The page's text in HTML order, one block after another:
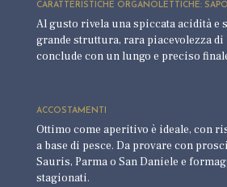
CARATTERISTICHE ORGANOLETTICHE:
Al gusto rivela una spiccata acidità e
grande struttura, rara piacevolezza di
conclude con un lungo e preciso
ACCOSTAMENTI
Ottimo come aperitivo è ideale, con
a base di pesce. Da provare con
Sauris, Parma o San Daniele e
stagionati.